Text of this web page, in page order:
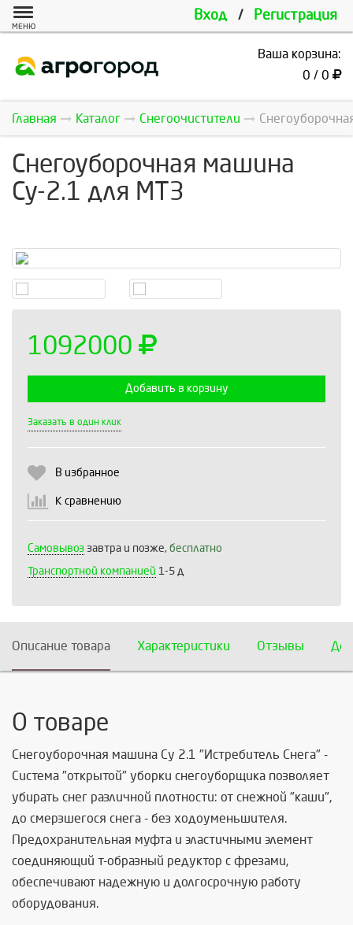
Вход / Регистрация
МЕНЮ
Ваша корзина:
0 / 0
Главная Каталог Снегоочистители
Снегоуборочная машина
Су-2.1 для МТЗ
1092000
Добавить в корзину
Заказать в один клик
В избранное
К сравнению
Самовывоз завтра и позже, бесплатно
Транспортной компанией 1-5 д
Описание товара Характеристики Отзывы
О товаре
Снегоуборочная машина Су 2.1 "Истребитель Снега" -
Система "открытой" уборки снегоуборщика позволяет
убирать снег различной плотности: от снежной "каши",
до смерзшегося снега - без ходоуменьшителя.
Предохранительная муфта и эластичными элемент
соединяющий т-образный редуктор с фрезами,
обеспечивают надежную и долгосрочную работу
оборудования.